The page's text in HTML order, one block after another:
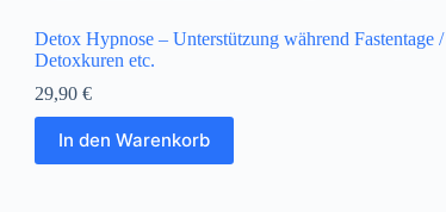
Detox Hypnose – Unterstützung während Fastentage /
Detoxkuren etc.
29,90€
In den Warenkorb